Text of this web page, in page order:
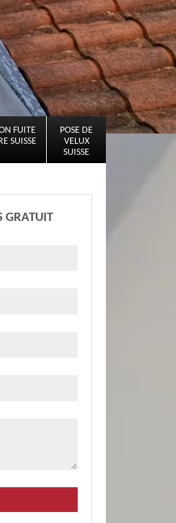
FUITE
SUISSE
POSE DE
VELUX
SUISSE
GRATUIT